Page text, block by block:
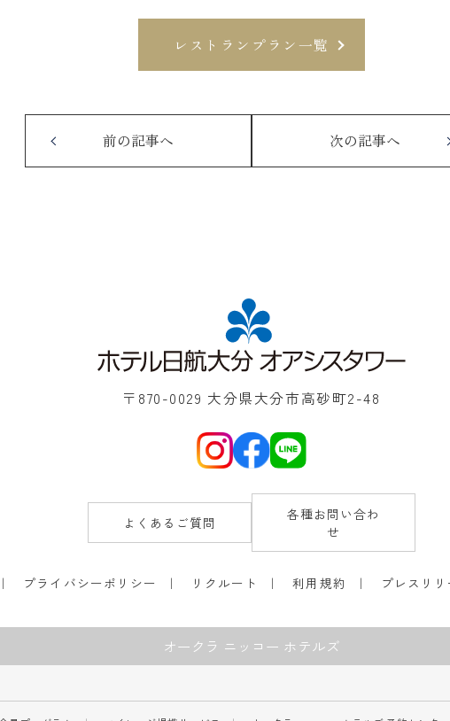
レストランプラン一覧
前の記事へ 次の記事へ
〒870-0029 大分県大分市高砂町2-48
よくあるご質問
各種お問い合わ
せ
プライバシーポリシー リクルート 利用規約 プレスリリ
オークラ ニッコー ホテルズ